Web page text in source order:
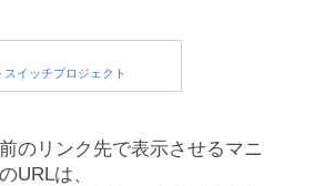
のリンク先で表示させるマニ
URLは、